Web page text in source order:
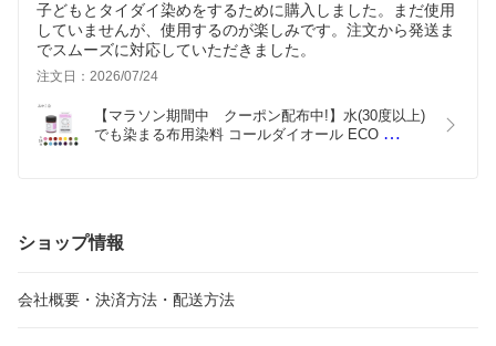
子どもとタイダイ染めをするために購入しました。まだ使用
していませんが、使用するのが楽しみです。注文から発送ま
でスムーズに対応していただきました。
注文日：2026/07/24
【マラソン期間中　クーポン配布中!】水(30度以上)
でも染まる布用染料 コールダイオール ECO
ショップ情報
会社概要・決済方法・配送方法